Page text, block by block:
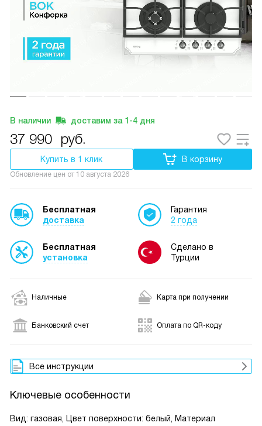
В наличии доставим за 1-4 дня
37 990 руб.
Купить в 1 клик В корзину
Обновление цен от 10 августа 2026
Бесплатная
доставка
Бесплатная
установка
Гарантия
2 года
Сделано в
Турции
Наличные Карта при получении
Банковский счет Оплата по QR-коду
Все инструкции
Ключевые особенности
Вид: газовая, Цвет поверхности: белый, Материал